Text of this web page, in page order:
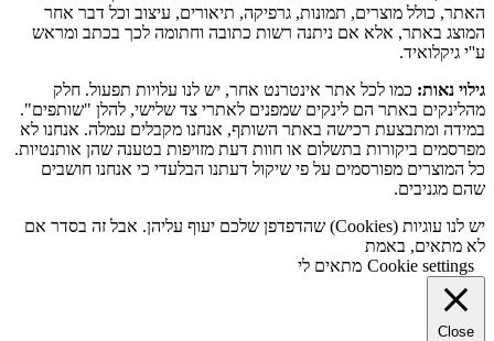
האתר, כולל מוצרים, תמונות, גרפיקה, תיאורים, עיצוב וכל דבר אחר
המוצג באתר, אלא אם ניתנה רשות כתובה וחתומה לכך בכתב ומראש
ע''י גיקלואיד.
גילוי נאות: כמו לכל אתר אינטרנט אחר, יש לנו עלויות תפעול. חלק
מהלינקים באתר הם לינקים שמפנים לאתרי צד שלישי, להלן "שותפים".
במידה ומתבצעת רכישה באתר השותף, אנחנו מקבלים עמלה. אנחנו לא
מפרסמים ביקורות בתשלום או חוות דעת מזויפות בטענה שהן אותנטיות.
כל המוצרים מפורסמים על פי שיקול דעתנו הבלעדי כי אנחנו חושבים
שהם מגניבים.
יש לנו עוגיות (Cookies) שהדפדפן שלכם יעוף עליהן. אבל זה בסדר אם
לא מתאים, באמת
Cookie settings מתאים לי
Close